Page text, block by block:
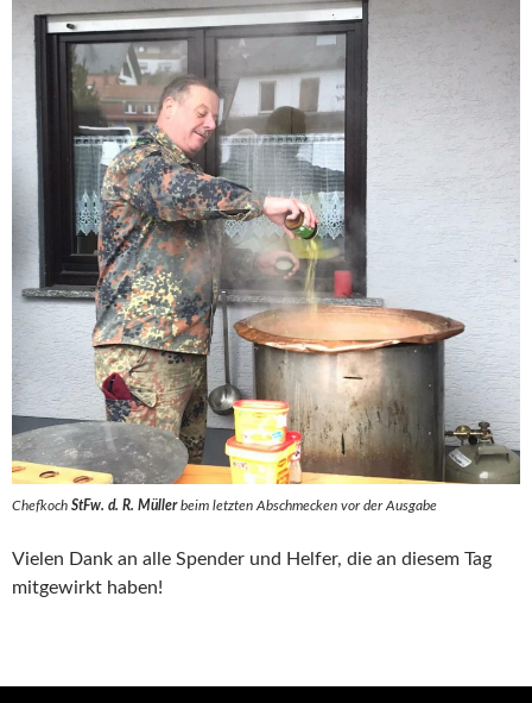
Chefkoch StFw. d. R. Müllerbeim letzten Abschmecken vor der Ausgabe
Vielen Dank an alle Spender und Helfer, die an diesem Tag
mitgewirkt haben!